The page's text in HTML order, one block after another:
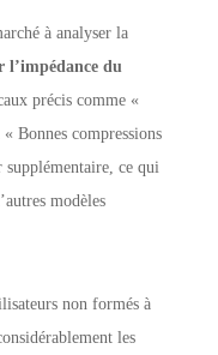
à analyser la
l’impédance du
précis comme «
Bonnes compressions
supplémentaire, ce qui
modèles
non formés à
les